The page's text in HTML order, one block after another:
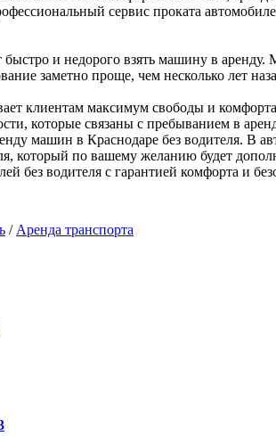
сервис проката
быстро и недорого взять машину в
заметно проще, чем несколько лет
клиентам максимум свободы и
которые связаны с пребыванием в
машин в Краснодаре без водителя. В
который по вашему желанию будет
без водителя с гарантией комфорта и
/ Аренда транспорта